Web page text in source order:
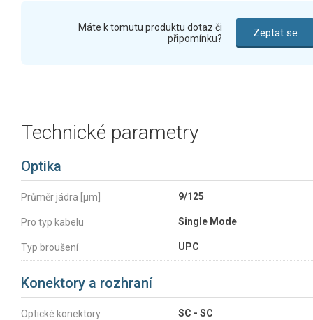
Máte k tomutu produktu dotaz či
připomínku?
Zeptat se
Technické parametry
Optika
Průměr jádra [µm] 9/125
Pro typ kabelu Single Mode
Typ broušení UPC
Konektory a rozhraní
Optické konektory SC - SC